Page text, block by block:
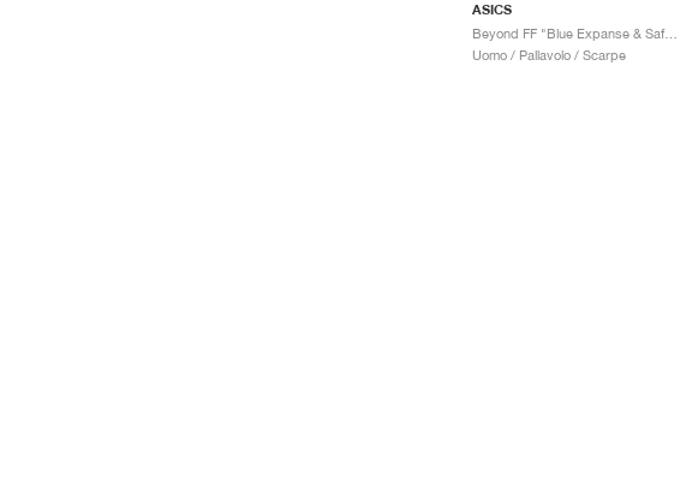
ASICS
Beyond FF "Blue Expanse & Safety Yellow"
Uomo / Pallavolo / Scarpe